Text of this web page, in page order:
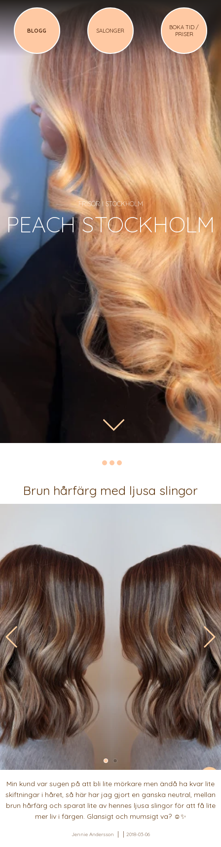
BLOGG SALONGER
BOKA TID /
PRISER
FRISÖR I STOCKHOLM
PEACH STOCKHOLM
Brun hårfärg med ljusa slingor
Min kund var sugen på att bli lite mörkare men ändå ha kvar lite
skiftningar i håret, så här har jag gjort en ganska neutral, mellan
brun hårfärg och sparat lite av hennes ljusa slingor för att få lite
mer liv i färgen. Glansigt och mumsigt va? ☺️✨
Jennie Andersson 2018-03-06